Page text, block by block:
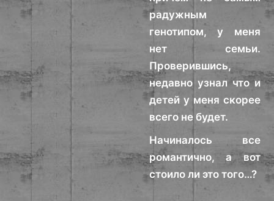
радужным
генотипом, у меня
нет семьи.
Проверившись,
недавно узнал что и
детей у меня скорее
всего не будет.
Начиналось все
романтично, а вот
стоило ли это того…?